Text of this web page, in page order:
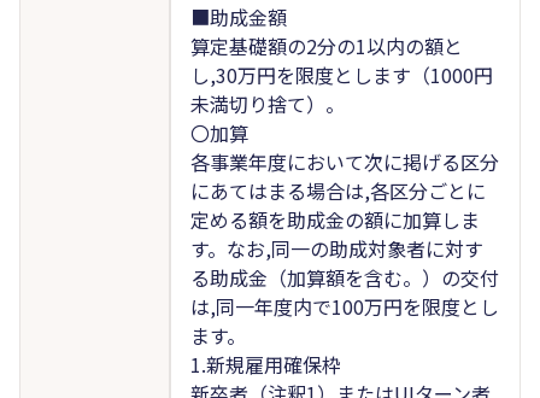
■助成金額
算定基礎額の2分の1以内の額と
し,30万円を限度とします（1000円
未満切り捨て）。
〇加算
各事業年度において次に掲げる区分
にあてはまる場合は,各区分ごとに
定める額を助成金の額に加算しま
す。なお,同一の助成対象者に対す
る助成金（加算額を含む。）の交付
は,同一年度内で100万円を限度とし
ます。
1.新規雇用確保枠